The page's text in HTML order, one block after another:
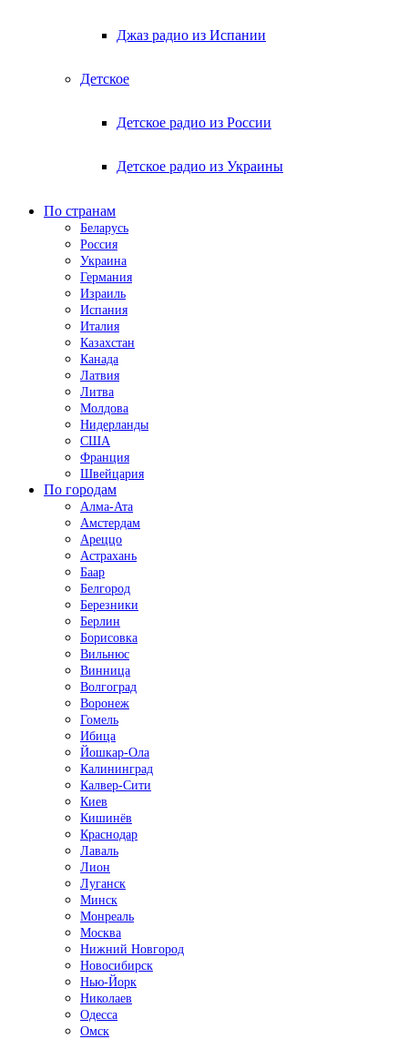
Джаз радио из Испании
Детское
Детское радио из России
Детское радио из Украины
По странам
Беларусь
Россия
Украина
Германия
Израиль
Испания
Италия
Казахстан
Канада
Латвия
Литва
Молдова
Нидерланды
США
Франция
Швейцария
По городам
Алма-Ата
Амстердам
Ареццо
Астрахань
Баар
Белгород
Березники
Берлин
Борисовка
Вильнюс
Винница
Волгоград
Воронеж
Гомель
Ибица
Йошкар-Ола
Калининград
Калвер-Сити
Киев
Кишинёв
Краснодар
Лаваль
Лион
Луганск
Минск
Монреаль
Москва
Нижний Новгород
Новосибирск
Нью-Йорк
Николаев
Одесса
Омск